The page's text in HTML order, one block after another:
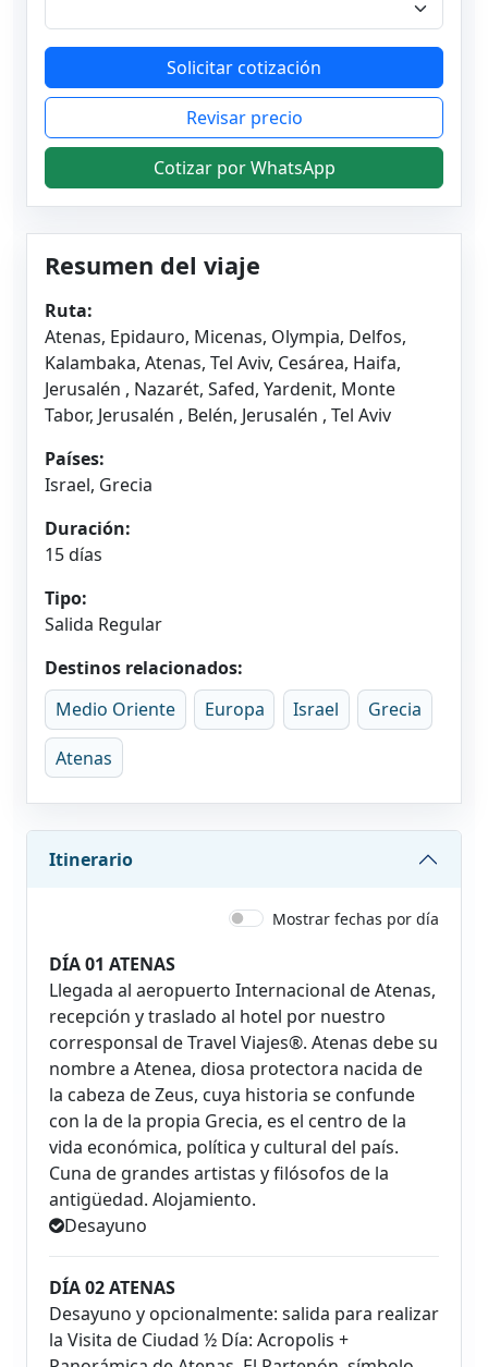
Resumen del viaje
Ruta:
Atenas, Epidauro, Micenas, Olympia, Delfos,
Kalambaka, Atenas, Tel Aviv, Cesárea, Haifa,
Jerusalén , Nazarét, Safed, Yardenit, Monte
Tabor, Jerusalén , Belén, Jerusalén , Tel Aviv
Países:
Israel, Grecia
Duración:
15 días
Tipo:
Salida Regular
Destinos relacionados:
Medio Oriente
Europa Israel Grecia
Atenas
Itinerario
Mostrar fechas por día
DÍA 01 ATENAS
Llegada al aeropuerto Internacional de Atenas,
recepción y traslado al hotel por nuestro
corresponsal de Travel Viajes®. Atenas debe su
nombre a Atenea, diosa protectora nacida de
la cabeza de Zeus, cuya historia se confunde
con la de la propia Grecia, es el centro de la
vida económica, política y cultural del país.
Cuna de grandes artistas y filósofos de la
antigüedad. Alojamiento.
Desayuno
DÍA 02 ATENAS
Desayuno y opcionalmente: salida para realizar
la Visita de Ciudad ½ Día: Acropolis +
Solicitar cotización
Revisar precio
Cotizar por WhatsApp